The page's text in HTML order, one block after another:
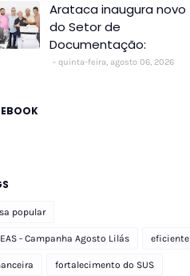
Arataca inaugura novo
do Setor de
Documentação:
quinta-feira, agosto 06, 2026
popular
- Campanha Agosto Lilás eficiente
fortalecimento do SUS